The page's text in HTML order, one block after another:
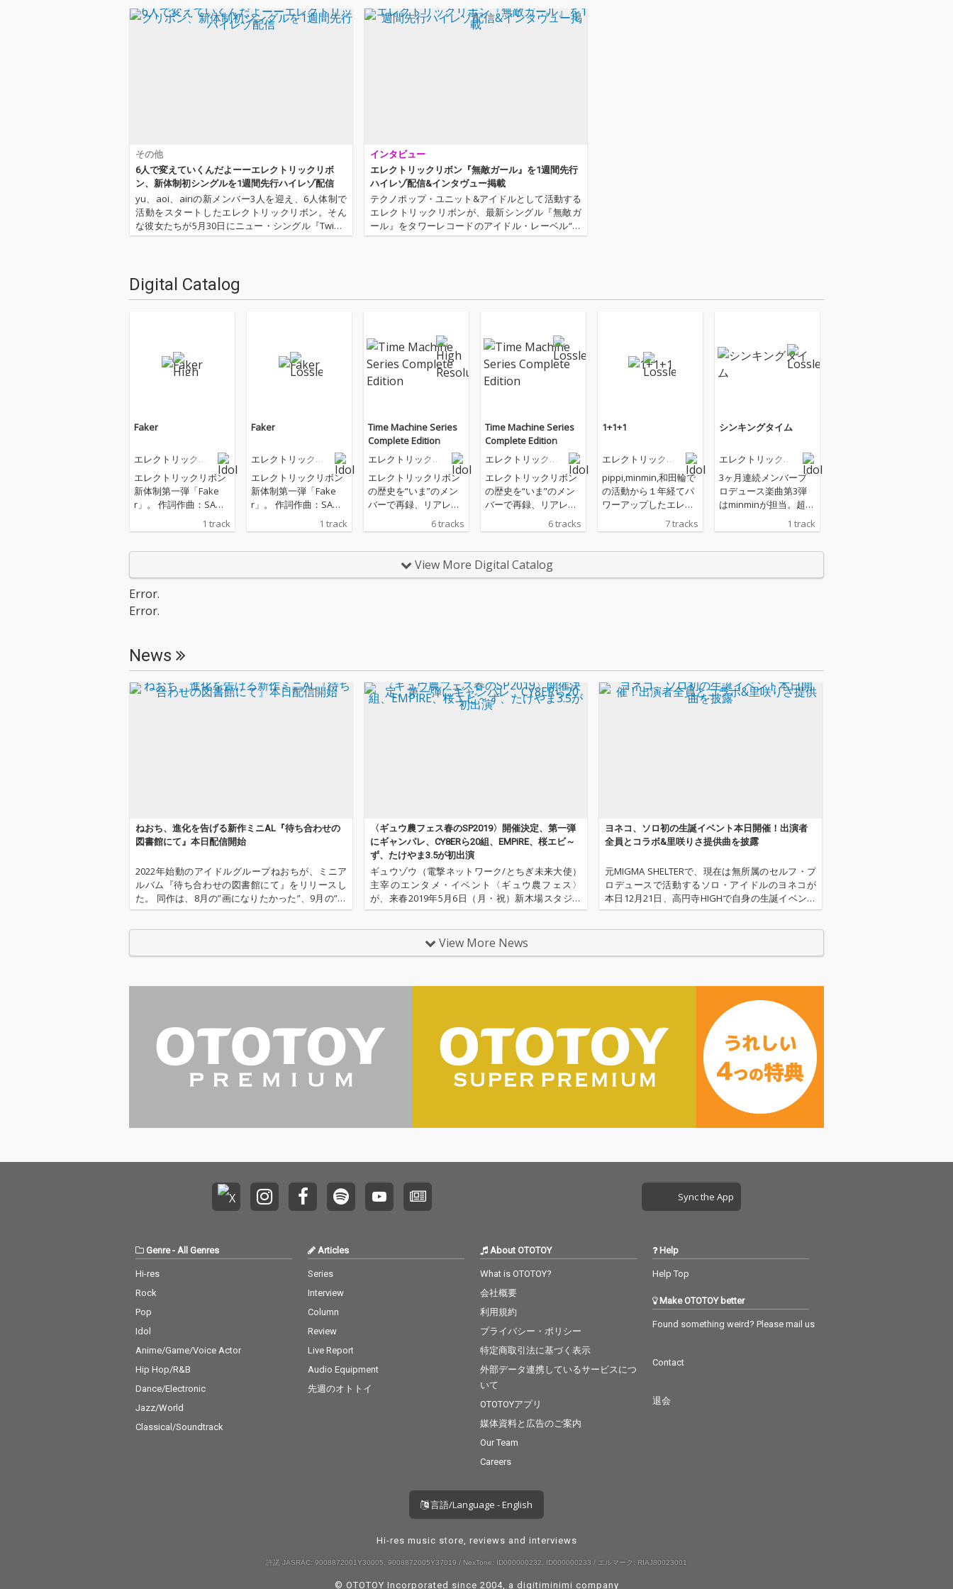
その他
6人で変えていくんだよーーエレクトリックリボ
ン、新体制初シングルを1週間先行ハイレゾ配信
yu、aoi、airiの新メンバー3人を迎え、6人体制で
活動をスタートしたエレクトリックリボン。そん
な彼女たちが5月30日にニュー・シングル『Twinkl
e in you』を箱レコォズよりリリースする。表題曲
インタビュー
エレクトリックリボン『無敵ガール』を1週間先行
ハイレゾ配信&インタヴュー掲載
テクノポップ・ユニット&アイドルとして活動する
エレクトリックリボンが、最新シングル『無敵ガ
ール』をタワーレコードのアイドル・レーベル“箱
レコォズ”よりリリース。リーダーで楽曲制作も行
Digital Catalog
Faker
エレクトリックリ
エレクトリックリボン
新体制第一弾「Fake
r」。 作詞作曲：SAW
トに鋭いメッセージを
スタート。
1 track
Faker
エレクトリックリ
エレクトリックリボン
新体制第一弾「Fake
r」。 作詞作曲：SAW
トに鋭いメッセージを
1 track
Time Machine Series
Complete Edition
エレクトリックリ
エレクトリックリボン
の歴史を“いま”のメン
バーで再録、リアレン
ジしたシリーズの最新
版。原曲の煌めきはそ
トロポップにアップデ
ートした本作にぜひ注
6 tracks
Time Machine Series
Complete Edition
エレクトリックリ
エレクトリックリボン
の歴史を“いま”のメン
バーで再録、リアレン
ジしたシリーズの最新
版。原曲の煌めきはそ
トロポップにアップデ
ートした本作にぜひ注
6 tracks
1+1+1
エレクトリックリ
pippi,minmin,和田輪で
の活動から１年経てパ
ワーアップしたエレク
トリックリボン。本作
は各々がプロデュース
7 tracks
シンキングタイム
エレクトリックリ
3ヶ月連続メンバープ
ロデュース楽曲第3弾
はminminが担当。超と
ダムズにも楽曲提供す
1 track
View More Digital Catalog
Error.
Error.
News
ねおち、進化を告げる新作ミニAL『待ち合わせの
図書館にて』本日配信開始
2022年始動のアイドルグループねおちが、ミニア
ルバム『待ち合わせの図書館にて』をリリースし
た。 同作は、8月の”画になりたかった”、9月の”音
と堕ちて”、10月の”をやすみゆうれい”という3か月
〈ギュウ農フェス春のSP2019〉開催決定、第一弾
にギャンパレ、CY8ERら20組、EMPiRE、桜エビ～
ず、たけやま3.5が初出演
ギュウゾウ（電撃ネットワーク/とちぎ未来大使）
主宰のエンタメ・イベント〈ギュウ農フェス〉
が、来春2019年5月6日（月・祝）新木場スタジオ
コーストにて〈ギュウ農フェス春のＳＰ2019 怪物
ヨネコ、ソロ初の生誕イベント本日開催！出演者
全員とコラボ&里咲りさ提供曲を披露
元MIGMA SHELTERで、現在は無所属のセルフ・プ
ロデュースで活動するソロ・アイドルのヨネコが
本日12月21日、高円寺HIGHで自身の生誕イベント
〈X'MAS BIRTHDAY HIGHT PARTY〉を開催する。
View More News
Sync the App
Genre- All Genres
Hi-res
Rock
Pop
Idol
Anime/Game/Voice Actor
Hip Hop/R&B
Dance/Electronic
Jazz/World
Classical/Soundtrack
Articles
Series
Interview
Column
Review
Live Report
Audio Equipment
先週のオトトイ
About OTOTOY
What is OTOTOY?
会社概要
利用規約
プライバシー・ポリシー
特定商取引法に基づく表示
外部データ連携しているサービスにつ
いて
OTOTOYアプリ
媒体資料と広告のご案内
Our Team
Careers
Help
Help Top
Make OTOTOY better
Found something weird? Please mail us
Contact
退会
言語/Language - English
Hi-res music store, reviews and interviews
許諾 JASRAC: 9008872001Y30005, 9008872005Y37019 / NexTone: ID000000232, ID000000233 / エルマーク: RIAJ80023001
© OTOTOY Incorporated since 2004, a digitiminimi company